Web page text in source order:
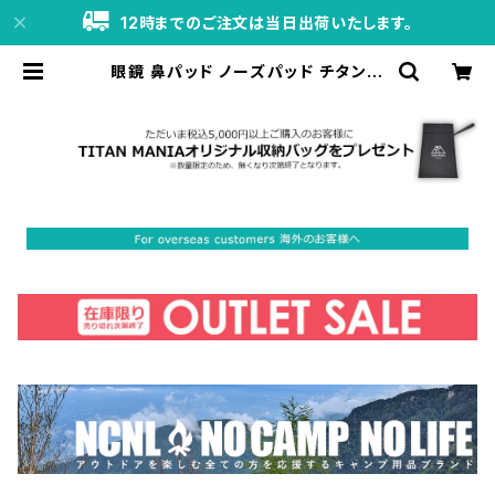
12時までのご注文は当日出荷いたします。
眼鏡 鼻パッド ノーズパッド チタン製
ングラス 鼻あて 滑り止め 交換用 | TI
TAN MANIA（チタンマニア）公式オ
ンラインストア